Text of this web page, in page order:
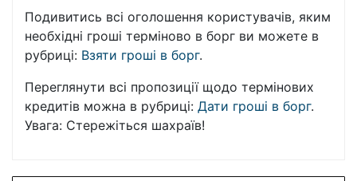
Подивитись всі оголошення користувачів, яким
необхідні гроші терміново в борг ви можете в
рубриці: Взяти гроші в борг.
Переглянути всі пропозиції щодо термінових
кредитів можна в рубриці: Дати гроші в борг.
Увага: Стережіться шахраїв!